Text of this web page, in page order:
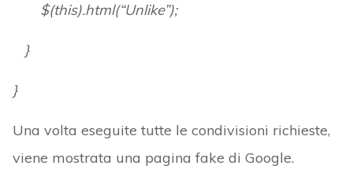
$(this).html(“Unlike”);
}
}
Una volta eseguite tutte le condivisioni richieste,
viene mostrata una pagina fake di Google.